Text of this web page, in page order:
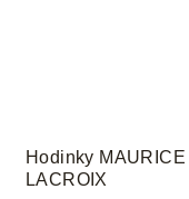
Hodinky MAURICE
LACROIX